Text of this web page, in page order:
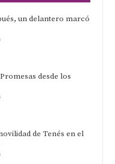
un delantero marcó
desde los
de Tenés en el